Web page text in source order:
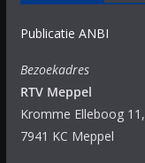
Publicatie ANBI
Bezoekadres
RTV Meppel
Kromme Elleboog 11,
7941 KC Meppel